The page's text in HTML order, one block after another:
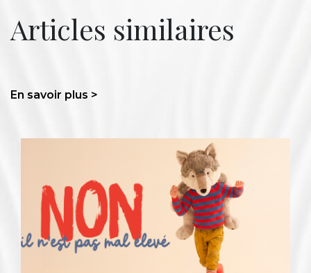
Articles similaires
En savoir plus >